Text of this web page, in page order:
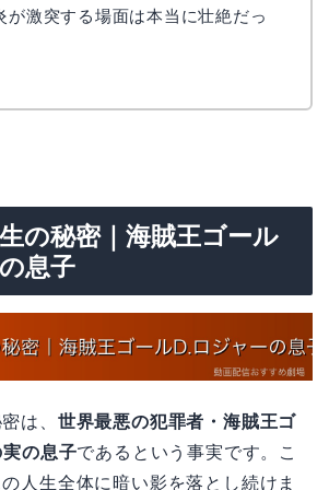
が激突する場面は本当に壮絶だっ
の秘密｜海賊王ゴール
息子
は、 世界最悪の犯罪者・海賊王ゴ
の息子であるという事実です。こ
人生全体に暗い影を落とし続けま